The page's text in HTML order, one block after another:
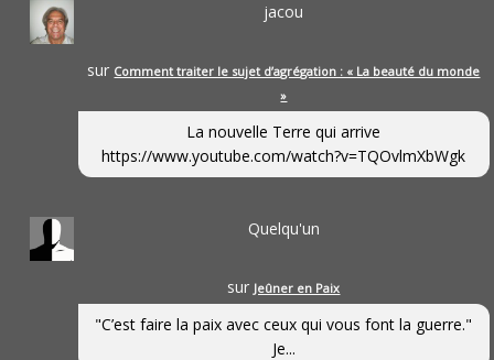
jacou
sur Comment traiter le sujet d’agrégation : « La beauté du monde
»
La nouvelle Terre qui arrive
https://www.youtube.com/watch?v=TQOvlmXbWgk
Quelqu'un
sur Jeûner en Paix
"C’est faire la paix avec ceux qui vous font la guerre."
Je...